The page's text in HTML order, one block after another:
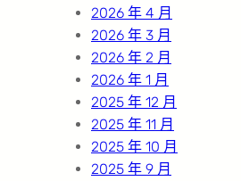
2026 年 4 月
2026 年 3 月
2026 年 2 月
2026 年 1 月
2025 年 12 月
2025 年 11 月
2025 年 10 月
2025 年 9 月